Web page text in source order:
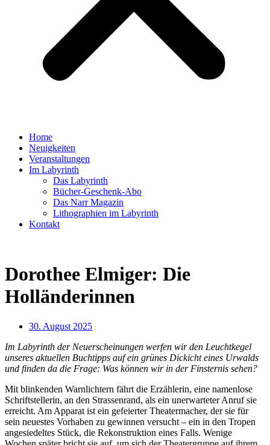
Home
Neuigkeiten
Veranstaltungen
Im Labyrinth
Das Labyrinth
Bücher-Geschenk-Abo
Das Narr Magazin
Lithographien im Labyrinth
Kontakt
Dorothee Elmiger: Die
Holländerinnen
30. August 2025
Im Labyrinth der Neuerscheinungen werfen wir den Leuchtkegel
unseres aktuellen Buchtipps auf ein grünes Dickicht eines Urwalds
und finden da die Frage: Was können wir in der Finsternis sehen?
Mit blinkenden Warnlichtern fährt die Erzählerin, eine namenlose
Schriftstellerin, an den Strassenrand, als ein unerwarteter Anruf sie
erreicht. Am Apparat ist ein gefeierter Theatermacher, der sie für
sein neuestes Vorhaben zu gewinnen versucht – ein in den Tropen
angesiedeltes Stück, die Rekonstruktion eines Falls. Wenige